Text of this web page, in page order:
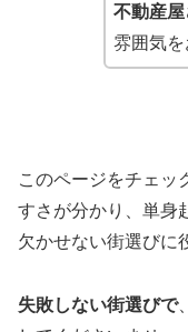
不動産屋
雰囲気を
このページをチェッ
すさが分かり、単身
欠かせない街選びに
失敗しない街選びで